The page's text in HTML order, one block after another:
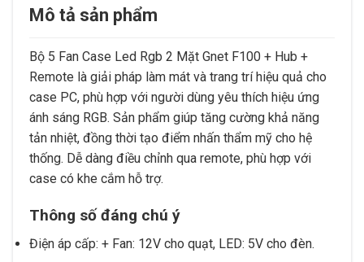
Mô tả sản phẩm
Bộ 5 Fan Case Led Rgb 2 Mặt Gnet F100 + Hub +
Remote là giải pháp làm mát và trang trí hiệu quả cho
case PC, phù hợp với người dùng yêu thích hiệu ứng
ánh sáng RGB. Sản phẩm giúp tăng cường khả năng
tản nhiệt, đồng thời tạo điểm nhấn thẩm mỹ cho hệ
thống. Dễ dàng điều chỉnh qua remote, phù hợp với
case có khe cắm hỗ trợ.
Thông số đáng chú ý
Điện áp cấp: + Fan: 12V cho quạt, LED: 5V cho đèn.